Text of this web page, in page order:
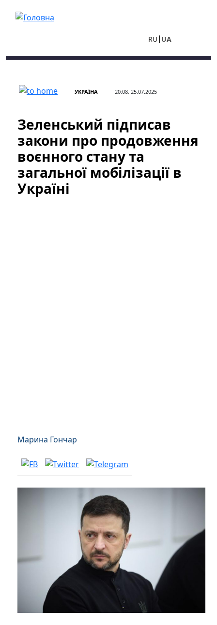
RU UA
УКРАЇНА 20:08, 25.07.2025
Зеленський підписав
закони про продовження
воєнного стану та
загальної мобілізації в
Україні
Марина Гончар